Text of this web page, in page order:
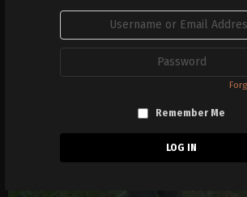
Username
Email
Remember Me
ประเภทต่างๆของใบมีดเครื่องตั